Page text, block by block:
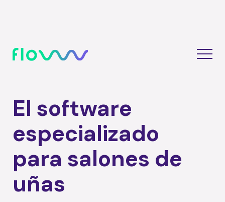
El software
especializado
para salones de
uñas